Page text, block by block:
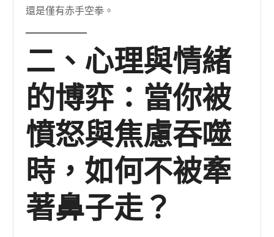
還是僅有赤手空拳。
二、心理與情緒
的博弈：當你被
憤怒與焦慮吞噬
時，如何不被牽
著鼻子走？